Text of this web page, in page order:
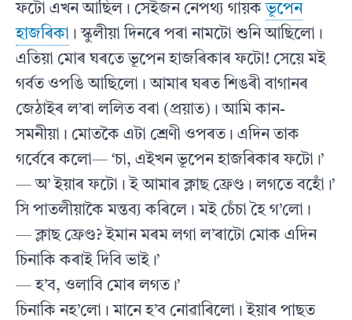
ফটো এখন আছিল। সেইজন নেপথ্য গায়কভূপেন
হাজৰিকা । স্কুলীয়া দিনৰে পৰা নামটো শুনি আছিলো।
এতিয়া মোৰ ঘৰতে ভূপেন হাজৰিকাৰ ফটো! সেয়ে মই
গৰ্বত ওপঙি আছিলো। আমাৰ ঘৰত শিঙৰী বাগানৰ
জেঠাইৰ ল’ৰা ললিত বৰা (প্ৰয়াত)। আমি কান-
সমনীয়া। মোতকৈ এটা শ্ৰেণী ওপৰত। এদিন তাক
গৰ্বেৰে কলো— ‘চা, এইখন ভূপেন হাজৰিকাৰ ফটো।’
— অ’ ইয়াৰ ফটো। ই আমাৰ ক্লাছ ফ্ৰেণ্ড। লগতে বহোঁ।’
সি পাতলীয়াকৈ মন্তব্য কৰিলে। মই চেঁচা হৈ গ’লো।
— ক্লাছ ফ্ৰেণ্ড? ইমান মৰম লগা ল’ৰাটো মোক এদিন
চিনাকি কৰাই দিবি ভাই।’
— হ’ব, ওলাবি মোৰ লগত।’
চিনাকি নহ’লো। মানে হ’ব নোৱাৰিলো। ইয়াৰ পাছত